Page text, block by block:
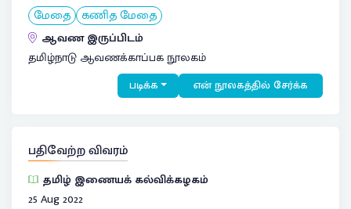
மேதை கணித மேதை
ஆவண இருப்பிடம்
தமிழ்நாடு ஆவணக்காப்பக நூலகம்
படிக்க என் நூலகத்தில் சேர்க்க
பதிவேற்ற விவரம்
தமிழ் இணையக் கல்விக்கழகம்
25 Aug 2022